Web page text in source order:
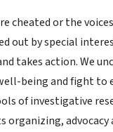
cheated or the
out by special
takes action. We
being and fight to
of investigative
organizing,